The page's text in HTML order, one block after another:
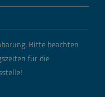
Bitte beachten
für die